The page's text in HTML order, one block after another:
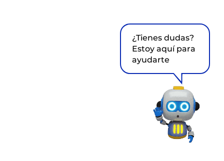
¿Tienes dudas?
Estoy aquí para
ayudarte